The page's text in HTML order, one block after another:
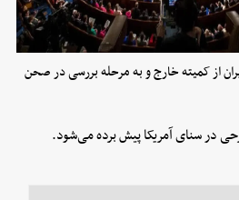
از کمیته خارج و به مرحله بررسی در صحن
در سنای آمریکا پیش برده می‌شود.